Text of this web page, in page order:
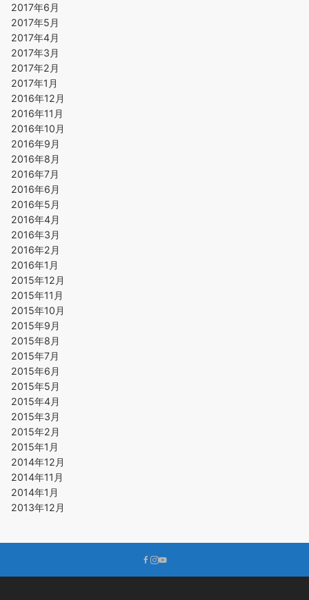
2017年6月
2017年5月
2017年4月
2017年3月
2017年2月
2017年1月
2016年12月
2016年11月
2016年10月
2016年9月
2016年8月
2016年7月
2016年6月
2016年5月
2016年4月
2016年3月
2016年2月
2016年1月
2015年12月
2015年11月
2015年10月
2015年9月
2015年8月
2015年7月
2015年6月
2015年5月
2015年4月
2015年3月
2015年2月
2015年1月
2014年12月
2014年11月
2014年1月
2013年12月